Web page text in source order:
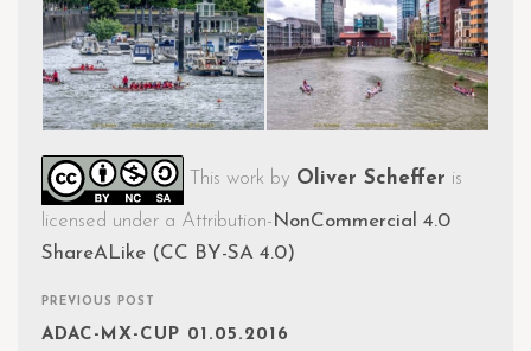
This work by Oliver Scheffer is
licensed under a Attribution- NonCommercial 4.0
ShareALike (CC BY-SA 4.0)
PREVIOUS POST
ADAC-MX-CUP 01.05.2016